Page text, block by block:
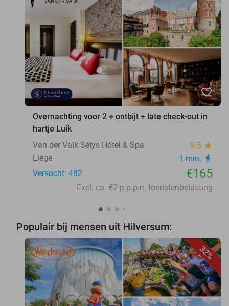
favorite_border
Overnachting voor 2 + ontbijt + late check-out in
hartje Luik
Van der Valk Sélys Hotel & Spa
9.5 star
Liège 1 min. directions_walk
Verkocht: 482 €165
Excl. ca. €2 p.p.p.n. toeristenbelasting
Populair bij mensen uit Hilversum:
32%